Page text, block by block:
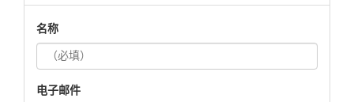
名称
电子邮件